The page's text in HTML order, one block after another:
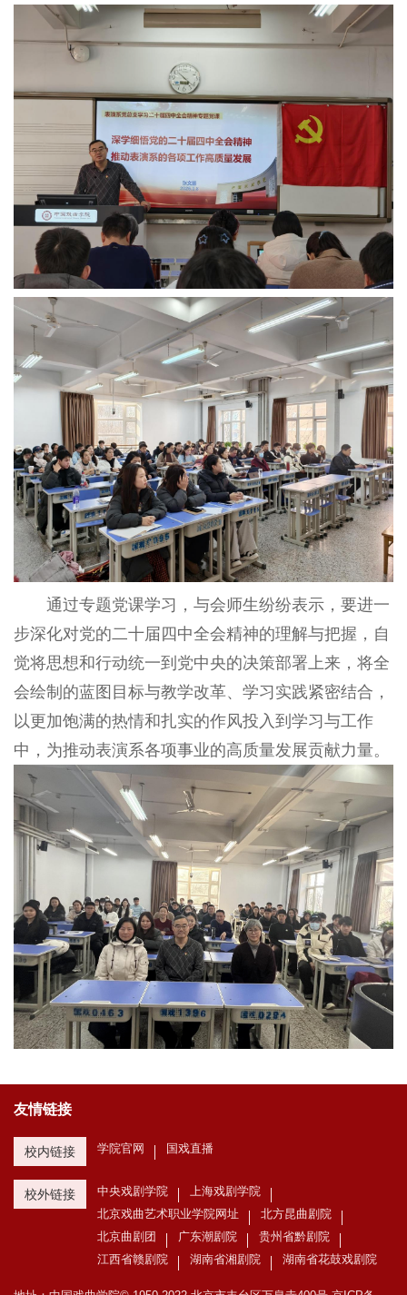
通过专题党课学习，与会师生纷纷表示，要进一
步深化对党的二十届四中全会精神的理解与把握，自
觉将思想和行动统一到党中央的决策部署上来，将全
会绘制的蓝图目标与教学改革、学习实践紧密结合，
以更加饱满的热情和扎实的作风投入到学习与工作
中，为推动表演系各项事业的高质量发展贡献力量。
友情链接
校内链接 学院官网 国戏直播
校外链接 中央戏剧学院
上海戏剧学院
北京戏曲艺术职业学院网址
北方昆曲剧院
北京曲剧团
广东潮剧院
贵州省黔剧院
江西省赣剧院
湖南省湘剧院 湖南省花鼓戏剧院